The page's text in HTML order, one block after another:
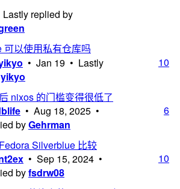
Lastly replied by
可以使用私有仓库吗
• Jan 19 • Lastly
yikyo
10
nixos 的门槛变得很低了
• Aug 18, 2025 •
byGehrman
6
Silverblue 比较
• Sep 15, 2024 •
byfsdrw08
10